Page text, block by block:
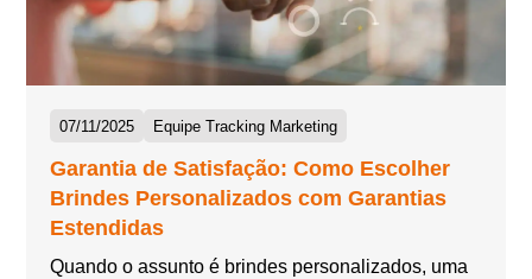
07/11/2025 Equipe Tracking Marketing
Garantia de Satisfação: Como Escolher
Brindes Personalizados com Garantias
Estendidas
Quando o assunto é brindes personalizados, uma